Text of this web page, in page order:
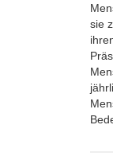
sie